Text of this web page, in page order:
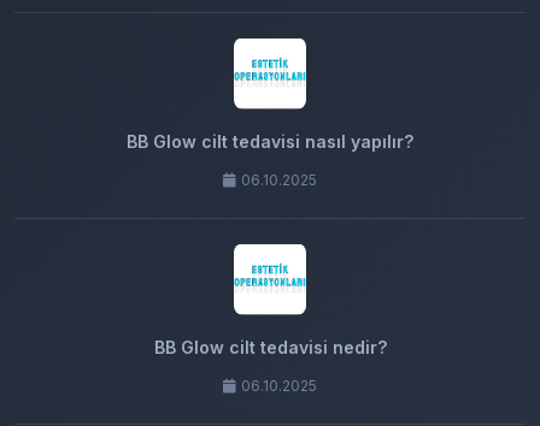
BB Glow cilt tedavisi nasıl yapılır?
06.10.2025
BB Glow cilt tedavisi nedir?
06.10.2025